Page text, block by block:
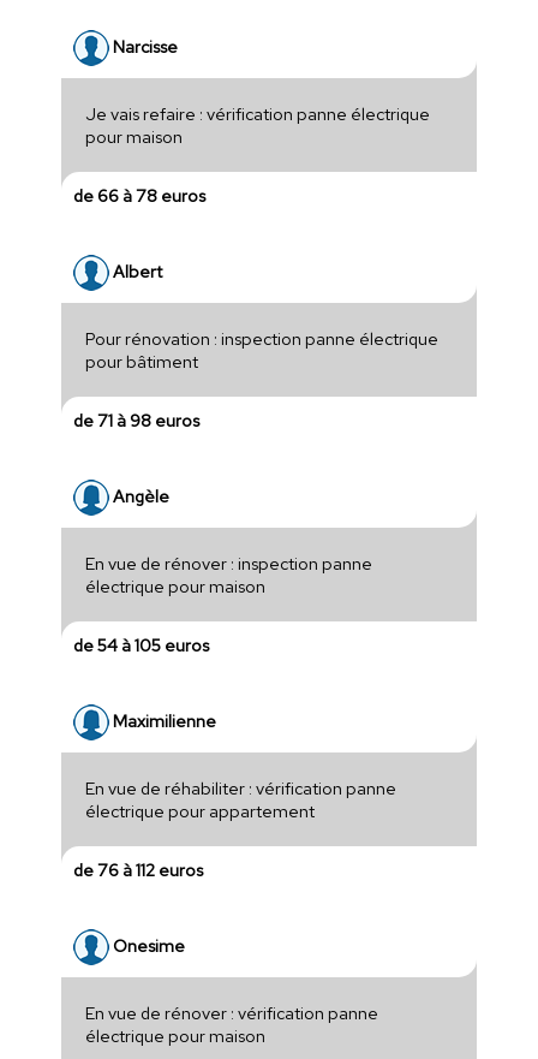
Narcisse
Je vais refaire : vérification panne électrique
pour maison
de 66 à 78 euros
Albert
Pour rénovation : inspection panne électrique
pour bâtiment
de 71 à 98 euros
Angèle
En vue de rénover : inspection panne
électrique pour maison
de 54 à 105 euros
Maximilienne
En vue de réhabiliter : vérification panne
électrique pour appartement
de 76 à 112 euros
Onesime
En vue de rénover : vérification panne
électrique pour maison